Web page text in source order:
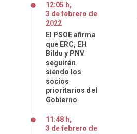
12:05 h,
3 defebrero de
2022
El PSOE afirma
que ERC, EH
Bildu y PNV
seguirán
siendo los
socios
prioritarios del
Gobierno
11:48 h,
3 defebrero de